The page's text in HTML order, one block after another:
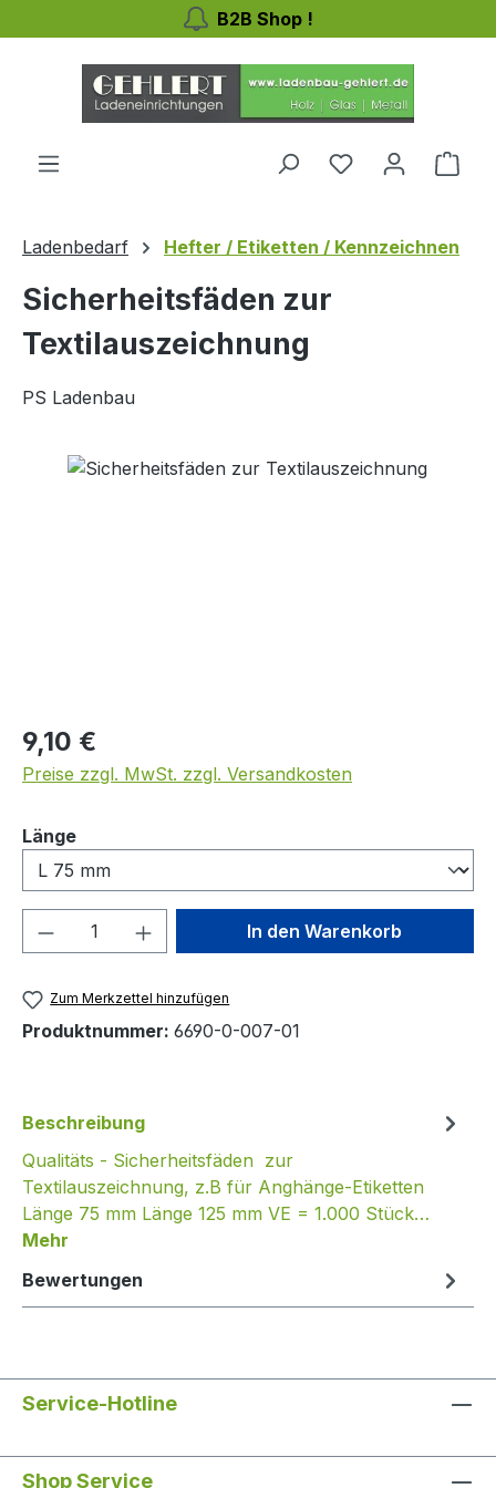
Zum Hauptinhalt springenB2B Shop !
Du hast 0
Ladenbedarf Hefter / Etiketten / Kennzeichnen
Sicherheitsfäden zur
Textilauszeichnung
PS Ladenbau
Regulärer Preis:
9,10 €
Preise zzgl. MwSt. zzgl. Versandkosten
Längeauswählen
Produkt Anzahl: Gib denIn den Warenkorb
Zum Merkzettel hinzufügen
Produktnummer: 6690-0-007-01
Beschreibung
Qualitäts - Sicherheitsfäden zur
Textilauszeichnung, z.B für Anghänge-Etiketten
Länge 75 mm Länge 125 mm VE = 1.000 Stück…
Mehr
Bewertungen
Service-Hotline
Shop Service